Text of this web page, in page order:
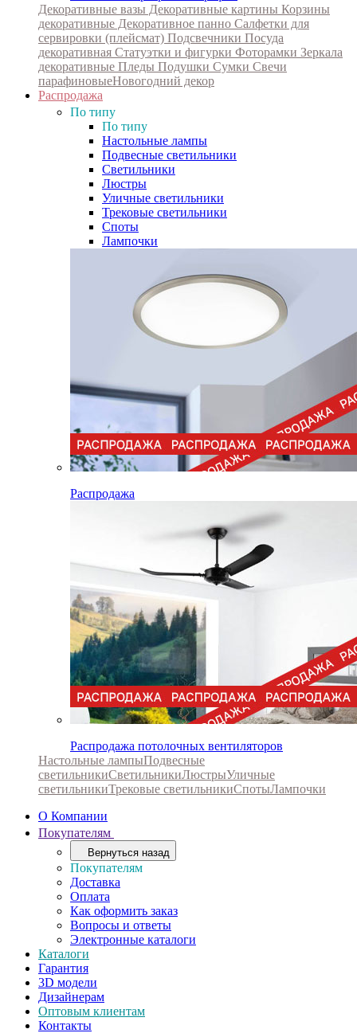
Декоративные вазы Декоративные картины Корзины
декоративные Декоративное панно Салфетки для
сервировки (плейсмат) Подсвечники Посуда
декоративная Статуэтки и фигурки Фоторамки Зеркала
декоративные Пледы Подушки Сумки Свечи
парафиновыеНовогодний декор
Распродажа
По типу
По типу
Настольные лампы
Подвесные светильники
Светильники
Люстры
Уличные светильники
Трековые светильники
Споты
Лампочки
Распродажа
Распродажа потолочных вентиляторов
Настольные лампыПодвесные
светильникиСветильникиЛюстрыУличные
светильникиТрековые светильникиСпотыЛампочки
О Компании
Покупателям
Вернуться назад
Покупателям
Доставка
Оплата
Как оформить заказ
Вопросы и ответы
Электронные каталоги
Каталоги
Гарантия
3D модели
Дизайнерам
Оптовым клиентам
Контакты